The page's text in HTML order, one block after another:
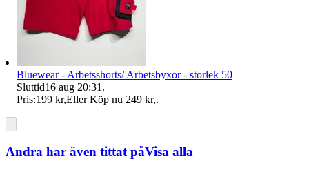
Bluewear - Arbetsshorts/ Arbetsbyxor - storlek 50
Sluttid16 aug 20:31 .
Pris:199 kr,Eller Köp nu 249 kr,.
Andra har även tittat påVisa alla